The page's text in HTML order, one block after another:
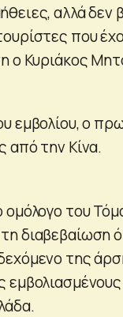
αλλά
που
ο Κυριάκος
εμβολίου, ο
από την Κίνα.
του
διαβεβαίωση
της